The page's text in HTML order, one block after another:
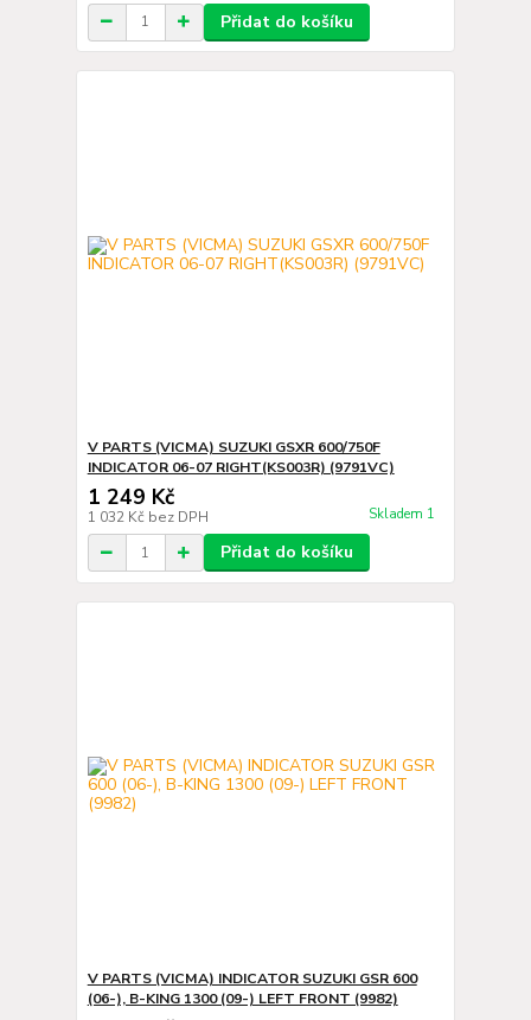
Přidat do košíku
V PARTS (VICMA) SUZUKI GSXR 600/750F
INDICATOR 06-07 RIGHT(KS003R) (9791VC)
1 249 Kč
1 032 Kč bez DPH Skladem 1
Přidat do košíku
V PARTS (VICMA) INDICATOR SUZUKI GSR 600
(06-), B-KING 1300 (09-) LEFT FRONT (9982)